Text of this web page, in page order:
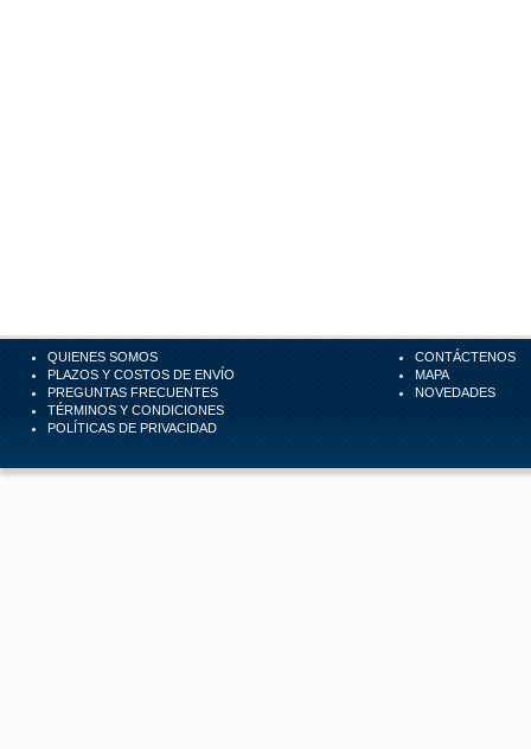
QUIENES SOMOS
PLAZOS Y COSTOS DE ENVÍO
PREGUNTAS FRECUENTES
TÉRMINOS Y CONDICIONES
POLÍTICAS DE PRIVACIDAD
CONTÁCTENOS
MAPA
NOVEDADES